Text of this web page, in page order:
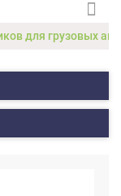
для грузовых